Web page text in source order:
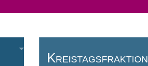
Kreistagsfraktion